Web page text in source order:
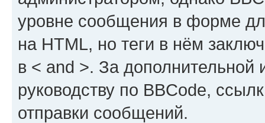
уровне сообщения в форме
на HTML, но теги в нём
в < and >. За
руководству по BBCode,
отправки сообщений.